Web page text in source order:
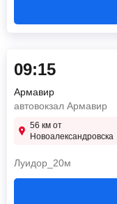
09:15
Армавир
автовокзал Армавир
56 км от
Новоалександровска
Луидор_20м